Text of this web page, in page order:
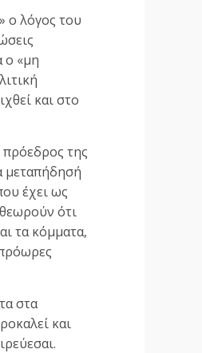
ο λόγος του
ο «μη
και στο
πρόεδρος της
μεταπήδησή
έχει ως
ότι
τα κόμματα,
στα
και